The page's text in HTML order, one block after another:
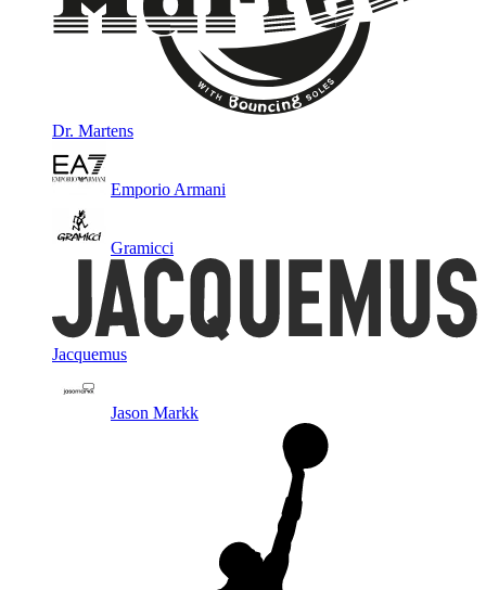
Dr. Martens
Emporio Armani
Gramicci
Jacquemus
Jason Markk